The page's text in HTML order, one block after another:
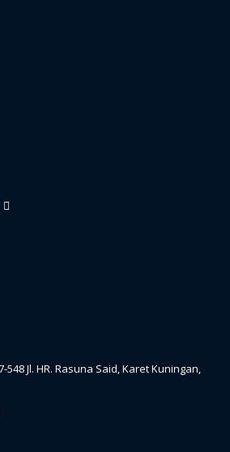
548 Jl. HR. Rasuna Said, Karet Kuningan,